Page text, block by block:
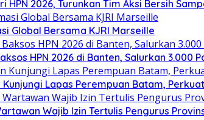
HPN 2026, Turunkan Tim Aksi Bersih
Global Bersama KJRI Marseille
HPN 2026 di Banten, Salurkan 3.000
Lapas Perempuan Batam,
Wajib Izin Tertulis Pengurus